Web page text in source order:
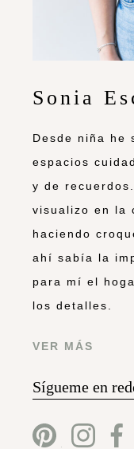
Sonia
Desde niña he
espacios
y de
visualizo en la
haciendo
ahí sabía la
para mí el
los detalles.
VER MÁS
Sígueme en